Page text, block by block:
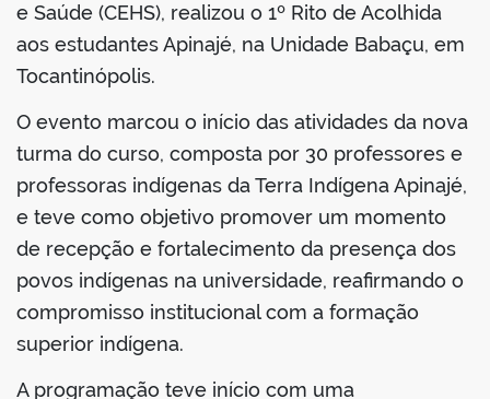
e Saúde (CEHS), realizou o 1º Rito de Acolhida
aos estudantes Apinajé, na Unidade Babaçu, em
Tocantinópolis.
O evento marcou o início das atividades da nova
turma do curso, composta por 30 professores e
professoras indígenas da Terra Indígena Apinajé,
e teve como objetivo promover um momento
de recepção e fortalecimento da presença dos
povos indígenas na universidade, reafirmando o
compromisso institucional com a formação
superior indígena.
A programação teve início com uma